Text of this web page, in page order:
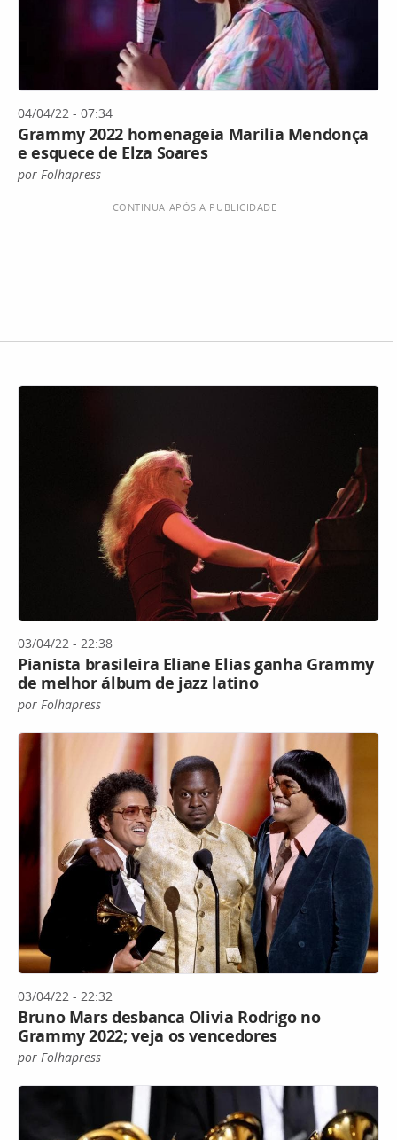
04/04/22 - 07:34
Grammy 2022 homenageia Marília Mendonça
e esquece de Elza Soares
por Folhapress
CONTINUA APÓS A PUBLICIDADE
03/04/22 - 22:38
Pianista brasileira Eliane Elias ganha Grammy
de melhor álbum de jazz latino
por Folhapress
03/04/22 - 22:32
Bruno Mars desbanca Olivia Rodrigo no
Grammy 2022; veja os vencedores
por Folhapress